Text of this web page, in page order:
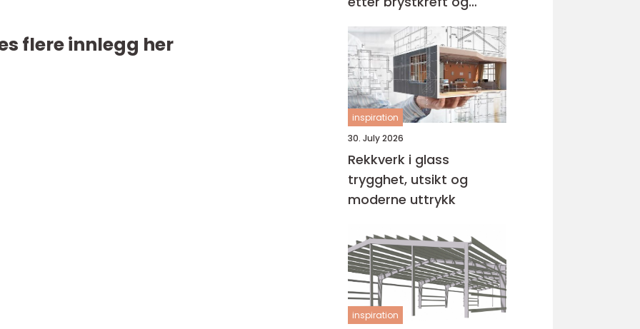
flere innlegg her
operasjon
inspiration
30. July 2026
Rekkverk i glass
trygghet, utsikt og
moderne uttrykk
inspiration